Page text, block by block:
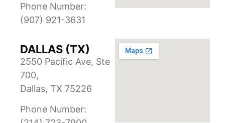
Phone Number:
(907) 921-3631
DALLAS (TX)
2550 Pacific Ave, Ste
700,
Dallas, TX 75226
Phone Number: